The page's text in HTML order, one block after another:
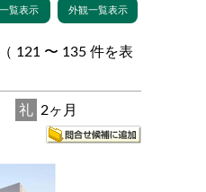
礼 2ヶ月